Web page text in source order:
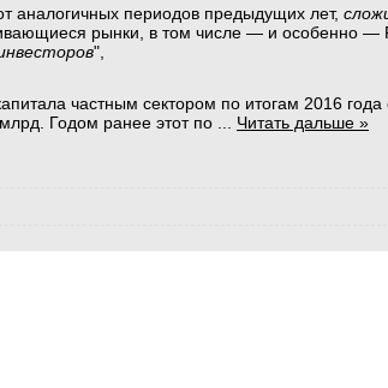
аналогичных периодов предыдущих лет,
рынки, в том числе — и особенно —
",
частным сектором по итогам 2016 года
Годом ранее этот по
Читать дальше »